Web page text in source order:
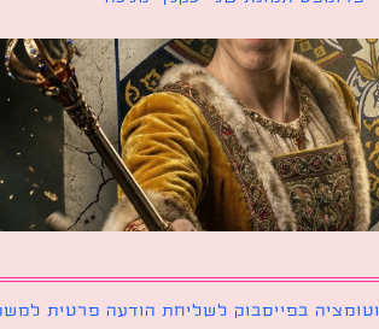
בפייסבוק לשליחת הודעה פרטית למשתמש